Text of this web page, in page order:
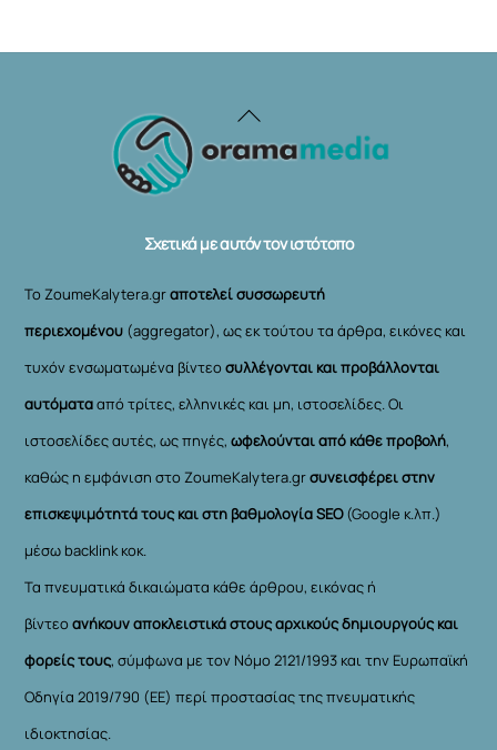
Back
To
Σχετικά με αυτόν τον ιστότοπο
Το ZoumeKalytera.grαποτελεί συσσωρευτή
περιεχομένου (aggregator), ως εκ τούτου τα άρθρα, εικόνες και
τυχόν ενσωματωμένα βίντεοσυλλέγονται και προβάλλονται
αυτόματααπό τρίτες, ελληνικές και μη, ιστοσελίδες. Οι
ιστοσελίδες αυτές, ως πηγές,ωφελούνται από κάθε προβολή,
καθώς η εμφάνιση στο ZoumeKalytera.grσυνεισφέρει στην
επισκεψιμότητά τους και στη βαθμολογία SEO(Google κ.λπ.)
μέσω backlink κοκ.
Τα πνευματικά δικαιώματα κάθε άρθρου, εικόνας ή
βίντεοανήκουν αποκλειστικά στους αρχικούς δημιουργούς και
φορείς τους, σύμφωνα με τον Νόμο 2121/1993 και την Ευρωπαϊκή
Οδηγία 2019/790 (ΕΕ) περί προστασίας της πνευματικής
ιδιοκτησίας.